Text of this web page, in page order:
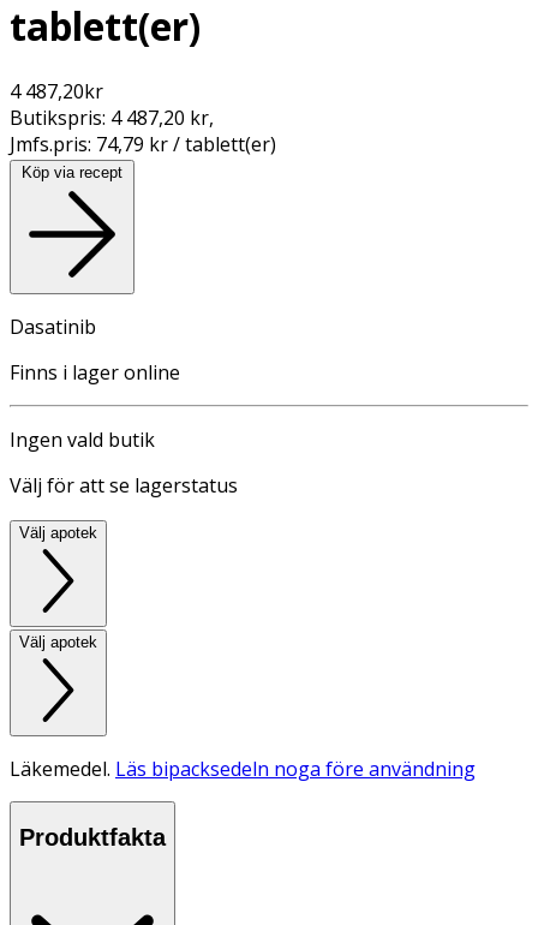
tablett(er)
4 487,20kr
Butikspris: 4 487,20 kr,
Jmfs.pris: 74,79 kr / tablett(er)
Köp via recept
Dasatinib
Finns i lager online
Ingen vald butik
Välj för att se lagerstatus
Välj apotek
Välj apotek
Läkemedel. Läs bipacksedeln noga före användning
Produktfakta